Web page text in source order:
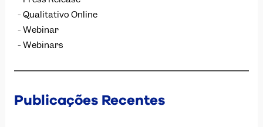
Qualitativo Online
Webinar
Webinars
Publicações Recentes